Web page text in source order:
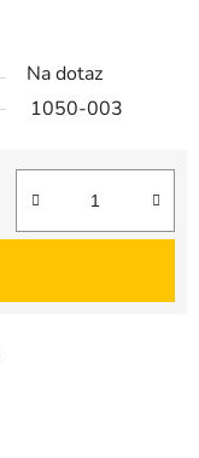
Na dotaz
1050-003